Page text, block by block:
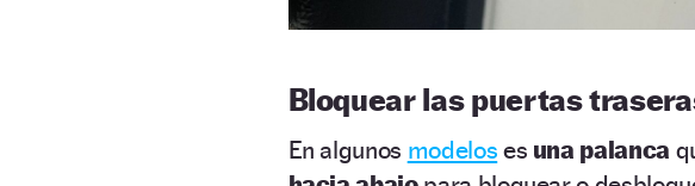
Bloquear las puertas
En algunos modelos es una palanca